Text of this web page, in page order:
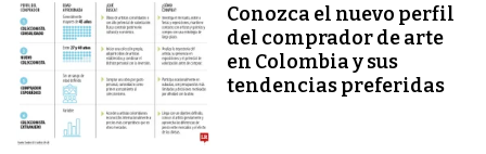
Conozca el nuevo perfil
del comprador de arte
en Colombia y sus
tendencias preferidas